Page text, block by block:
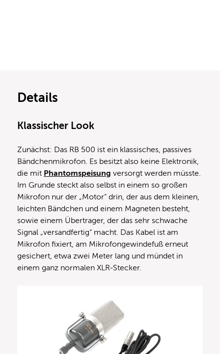
Details
Klassischer Look
Zunächst: Das RB 500 ist ein klassisches, passives
Bändchenmikrofon. Es besitzt also keine Elektronik,
die mit Phantomspeisung versorgt werden müsste.
Im Grunde steckt also selbst in einem so großen
Mikrofon nur der „Motor“ drin, der aus dem kleinen,
leichten Bändchen und einem Magneten besteht,
sowie einem Übertrager, der das sehr schwache
Signal „versandfertig“ macht. Das Kabel ist am
Mikrofon fixiert, am Mikrofongewindefuß erneut
gesichert, etwa zwei Meter lang und mündet in
einem ganz normalen XLR-Stecker.